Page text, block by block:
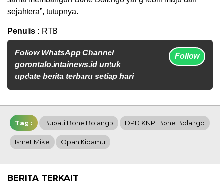
sejahtera”, tutupnya.
Penulis : RTB
Follow WhatsApp Channel
gorontalo.intainews.id untuk
update berita terbaru setiap hari
Follow
Tag : Bupati Bone Bolango DPD KNPI Bone Bolango
Ismet Mike Opan Kidamu
BERITA TERKAIT